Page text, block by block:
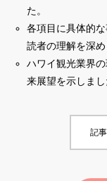
た。
各項目に具体的
読者の理解を深め
ハワイ観光業界
来展望を示しまし
記